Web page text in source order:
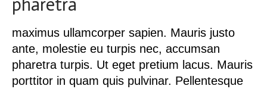
pharetra
maximus ullamcorper sapien. Mauris justo
ante, molestie eu turpis nec, accumsan
pharetra turpis. Ut eget pretium lacus. Mauris
porttitor in quam quis pulvinar. Pellentesque